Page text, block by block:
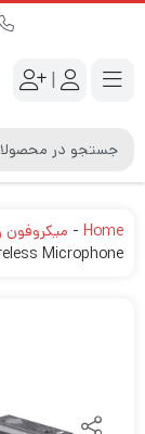
|
Home
- میکروفون
Microphone